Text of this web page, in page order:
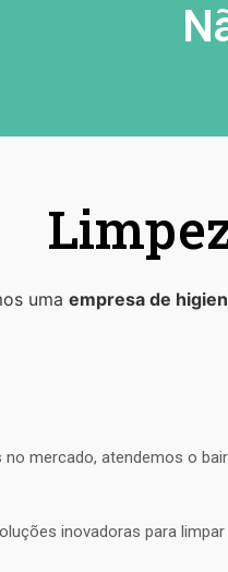
uma empresa de
no mercado, atendemos o
inovadoras para